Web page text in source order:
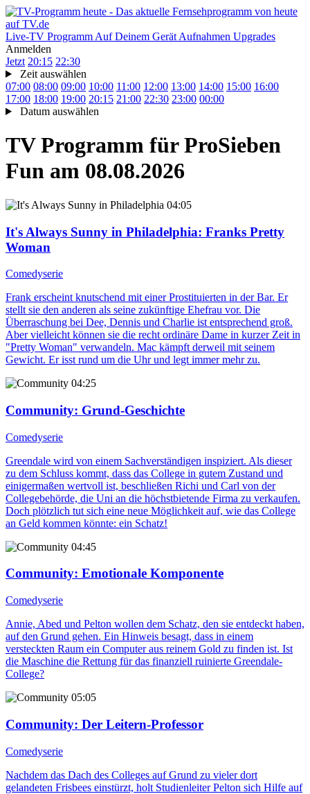
Live-TV Programm Auf Deinem Gerät Aufnahmen Upgrades
Anmelden
Jetzt 20:15 22:30
Zeit auswählen
07:00 08:00 09:00 10:00 11:00 12:00 13:00 14:00 15:00 16:00
17:00 18:00 19:00 20:15 21:00 22:30 23:00 00:00
Datum auswählen
TV Programm für ProSieben
Fun am 08.08.2026
04:05
It's Always Sunny in Philadelphia: Franks Pretty
Woman
Comedyserie
Frank erscheint knutschend mit einer Prostituierten in der Bar. Er
stellt sie den anderen als seine zukünftige Ehefrau vor. Die
Überraschung bei Dee, Dennis und Charlie ist entsprechend groß.
Aber vielleicht können sie die recht ordinäre Dame in kurzer Zeit in
"Pretty Woman" verwandeln. Mac kämpft derweil mit seinem
Gewicht. Er isst rund um die Uhr und legt immer mehr zu.
04:25
Community: Grund-Geschichte
Comedyserie
Greendale wird von einem Sachverständigen inspiziert. Als dieser
zu dem Schluss kommt, dass das College in gutem Zustand und
einigermaßen wertvoll ist, beschließen Richi und Carl von der
Collegebehörde, die Uni an die höchstbietende Firma zu verkaufen.
Doch plötzlich tut sich eine neue Möglichkeit auf, wie das College
an Geld kommen könnte: ein Schatz!
04:45
Community: Emotionale Komponente
Comedyserie
Annie, Abed und Pelton wollen dem Schatz, den sie entdeckt haben,
auf den Grund gehen. Ein Hinweis besagt, dass in einem
versteckten Raum ein Computer aus reinem Gold zu finden ist. Ist
die Maschine die Rettung für das finanziell ruinierte Greendale-
College?
05:05
Community: Der Leitern-Professor
Comedyserie
Nachdem das Dach des Colleges auf Grund zu vieler dort
gelandeten Frisbees einstürzt, holt Studienleiter Pelton sich Hilfe auf